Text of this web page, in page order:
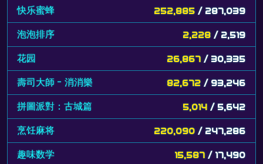
快乐蜜蜂 252,885 / 287,039
泡泡排序 2,228 / 2,519
花园 26,867 / 30,335
壽司大師 - 消消樂 82,672 / 93,246
拼圖派對：古城篇 5,014 / 5,642
烹饪麻将 220,090 / 247,286
趣味数学 15,587 / 17,490